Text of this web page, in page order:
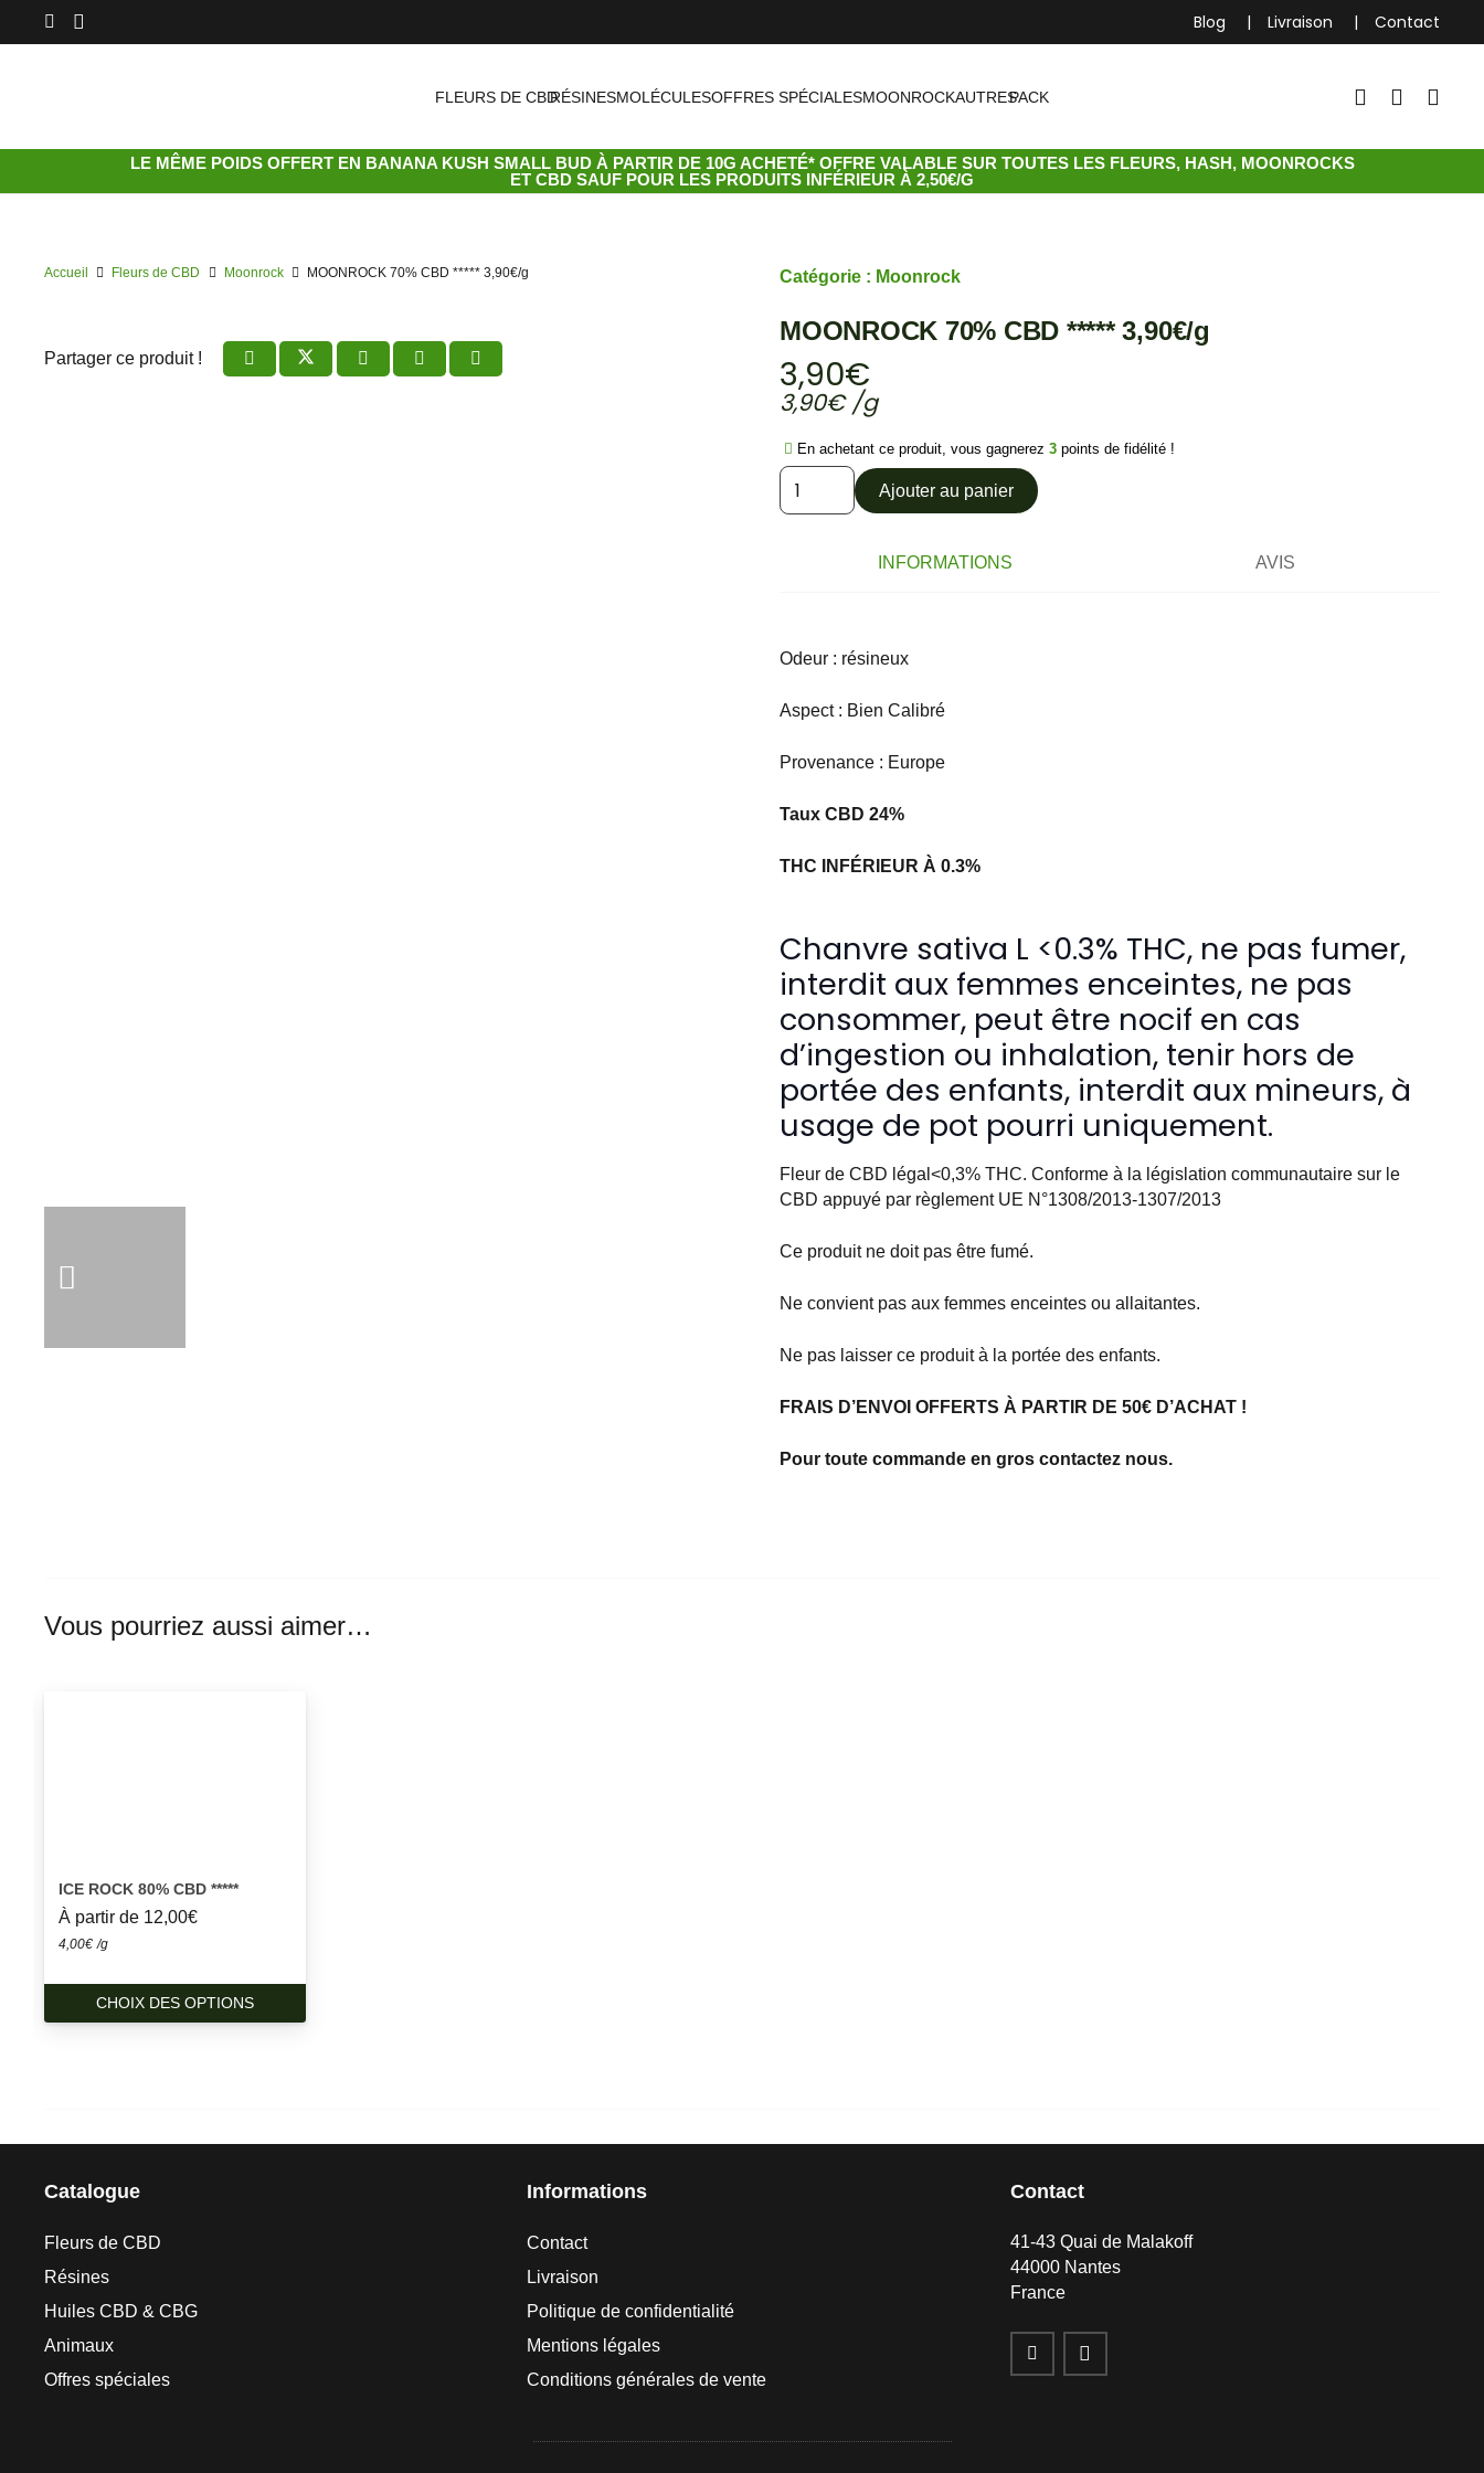
Blog Livraison Contact
FLEURS DE CBDRÉSINESMOLÉCULESOFFRES SPÉCIALESMOONROCKAUTRESPACK
LE MÊME POIDS OFFERT EN BANANA KUSH SMALL BUDÀ PARTIR DE 10G ACHETÉ* OFFRE VALABLE SUR TOUTES LES FLEURS, HASH, MOONROCKS
ET CBD SAUF POUR LES PRODUITS INFÉRIEUR À 2,50€/G
Accueil Fleurs de CBD Moonrock MOONROCK 70% CBD ***** 3,90€/g
Partager ce produit !
Catégorie : Moonrock
MOONROCK 70% CBD ***** 3,90€/g
3,90€
3,90€ /g
En achetant ce produit, vous gagnerez 3 points de fidélité !
quantité
de
Ajouter au panier
INFORMATIONS AVIS
Odeur : résineux
Aspect : Bien Calibré
Provenance : Europe
Taux CBD 24%
THC INFÉRIEUR À 0.3%
Chanvre sativa L <0.3% THC, ne pas fumer,
interdit aux femmes enceintes, ne pas
consommer, peut être nocif en cas
d’ingestion ou inhalation, tenir hors de
portée des enfants, interdit aux mineurs, à
usage de pot pourri uniquement.
Fleur de CBD légal<0,3% THC. Conforme à la législation communautaire sur le
CBD appuyé par règlement UE N°1308/2013-1307/2013
Ce produit ne doit pas être fumé.
Ne convient pas aux femmes enceintes ou allaitantes.
Ne pas laisser ce produit à la portée des enfants.
FRAIS D’ENVOI OFFERTS À PARTIR DE 50€ D’ACHAT !
Pour toute commande en gros contactez nous.
Vous pourriez aussi aimer…
ICE ROCK 80% CBD *****
À partir de 12,00€
4,00€ /g
CHOIX DES OPTIONS
PRODUIT
OPTIONS
Catalogue
Fleurs de CBD
Résines
Huiles CBD & CBG
Animaux
Offres spéciales
Informations
Contact
Livraison
Politique de confidentialité
Mentions légales
Conditions générales de vente
Contact
41-43 Quai de Malakoff
44000 Nantes
France